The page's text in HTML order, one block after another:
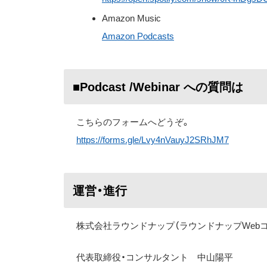
Amazon Music
Amazon Podcasts
■Podcast /Webinar への質問は
こちらのフォームへどうぞ。
https://forms.gle/Lvy4nVauyJ2SRhJM7
運営・進行
株式会社ラウンドナップ（ラウンドナップWeb
代表取締役・コンサルタント 中山陽平